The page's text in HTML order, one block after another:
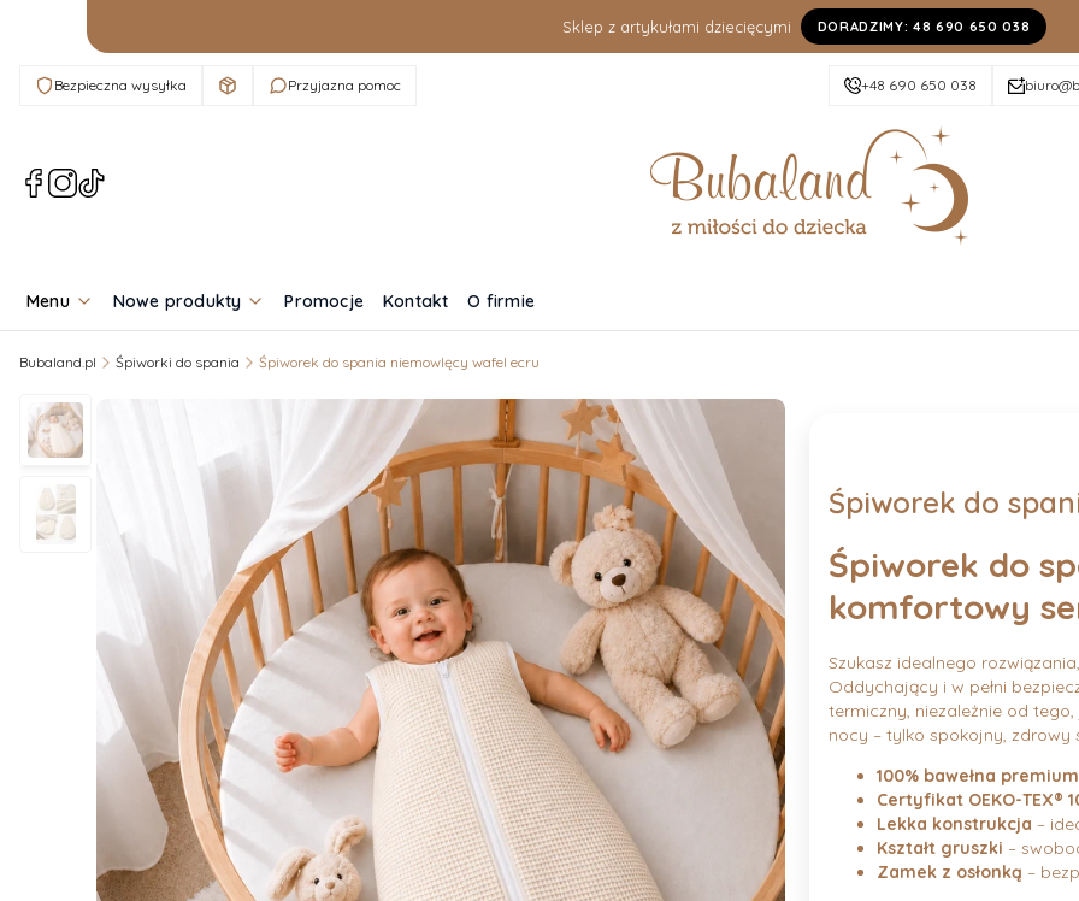
Sklep z artykułami dziecięcymi DORADZIMY: 48 690 650 038
Bezpieczna wysyłka Przyjazna pomoc +48 690 650 038
(Otwiera
się
(Otwiera
się
(Otwiera
Menu Nowe produkty Promocje Kontakt O firmie
Bubaland.pl Śpiworki do spania Śpiworek do spania niemowlęcy wafel ecru
Śpiworek do
Śpiworek do
komfortowy
Szukasz idealnego
Oddychający i w pełni
termiczny, niezależnie od
nocy – tylko spokojny, zdrowy
100% bawełna premium
Certyfikat OEKO-TEX®
Lekka konstrukcja –
Kształt gruszki –
Zamek z osłonką –